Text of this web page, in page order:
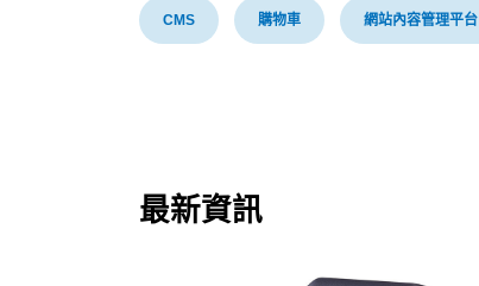
CMS 購物車 網站內容管理平台
最新資訊